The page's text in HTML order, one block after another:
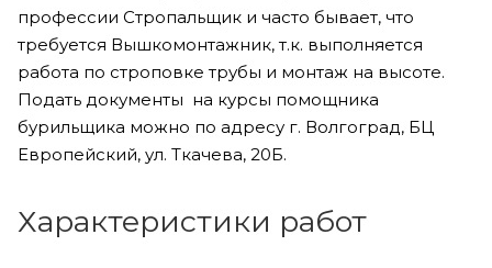
профессии Стропальщик и часто бывает, что
требуется Вышкомонтажник, т.к. выполняется
работа по строповке трубы и монтаж на высоте.
Подать документы на курсы помощника
бурильщика можно по адресу г. Волгоград, БЦ
Европейский, ул. Ткачева, 20Б.
Характеристики работ